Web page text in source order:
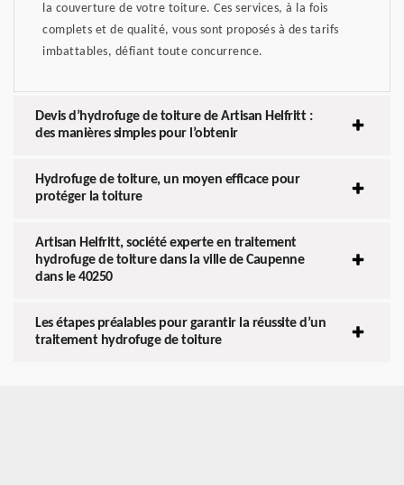
la couverture de votre toiture. Ces services, à la fois
complets et de qualité, vous sont proposés à des tarifs
imbattables, défiant toute concurrence.
Devis d’hydrofuge de toiture de Artisan Helfritt :
des manières simples pour l’obtenir
Hydrofuge de toiture, un moyen efficace pour
protéger la toiture
Artisan Helfritt, société experte en traitement
hydrofuge de toiture dans la ville de Caupenne
dans le 40250
Les étapes préalables pour garantir la réussite d’un
traitement hydrofuge de toiture